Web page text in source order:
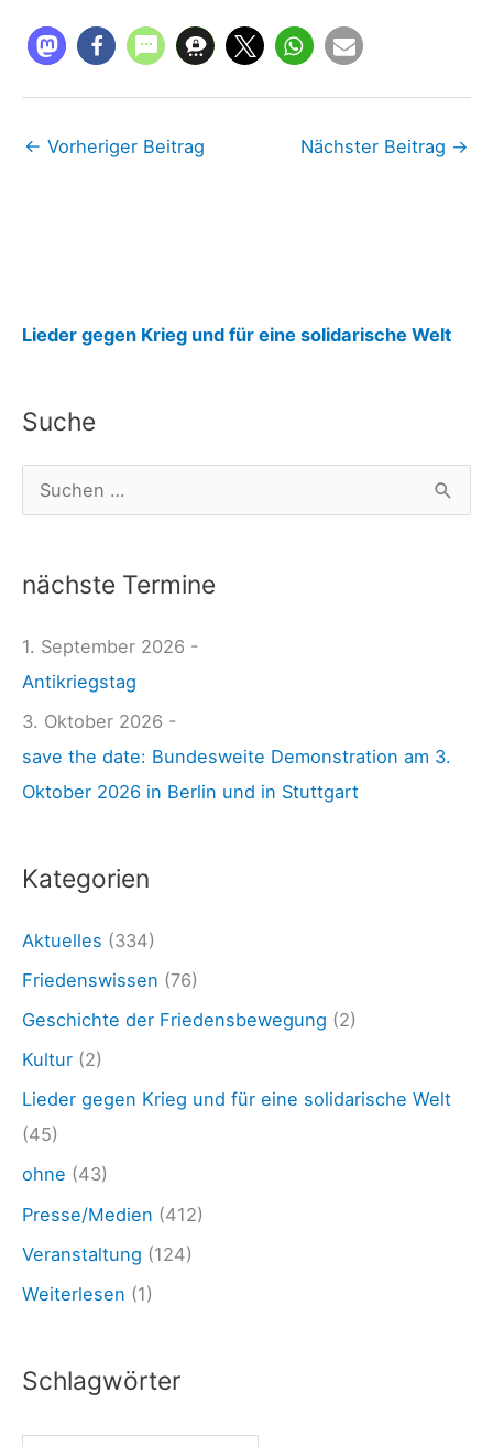
← Vorheriger Beitrag Nächster Beitrag →
Lieder gegen Krieg und für eine solidarische Welt:
d
n
Suche
u
h
n
n
a
c
h
nächste Termine
1. September 2026 -
Antikriegstag
3. Oktober 2026 -
save the date: Bundesweite Demonstration am 3.
Oktober 2026 in Berlin und in Stuttgart
Kategorien
Aktuelles (334)
Friedenswissen (76)
Geschichte der Friedensbewegung (2)
Kultur (2)
Lieder gegen Krieg und für eine solidarische Welt
(45)
ohne (43)
Presse/Medien (412)
Veranstaltung (124)
Weiterlesen (1)
Schlagwörter